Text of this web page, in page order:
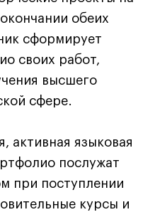
обеих
сформирует
своих работ,
высшего
сфере.
активная языковая
послужат
при поступлении
курсы и